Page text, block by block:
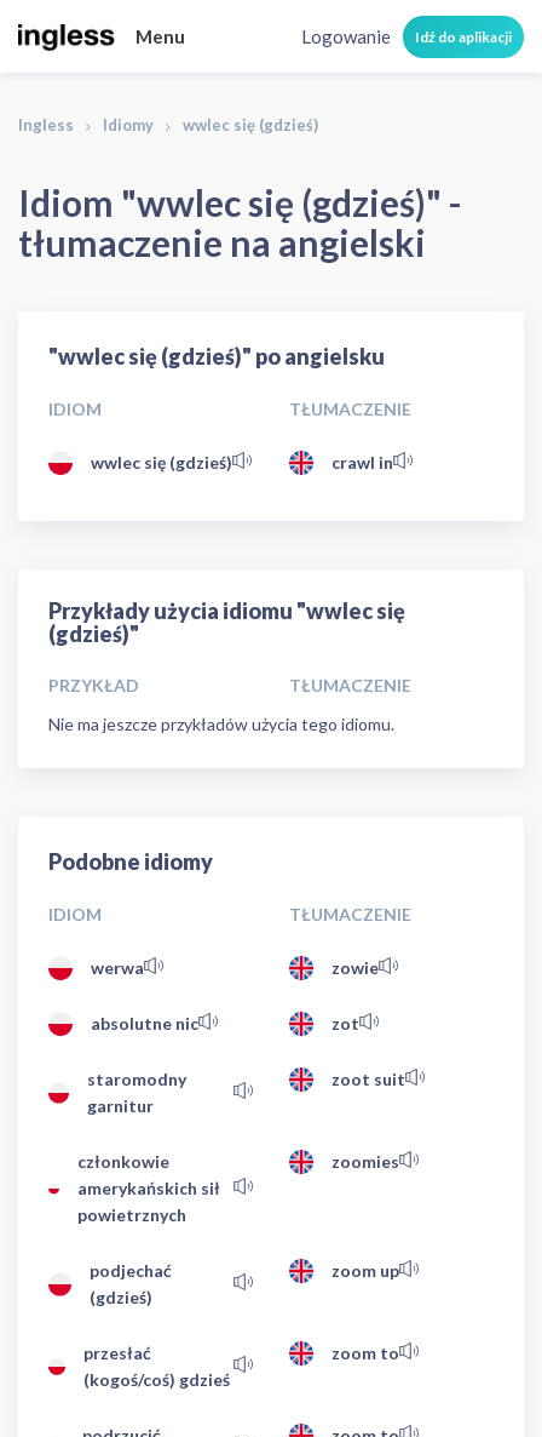
Menu Logowanie Idź do aplikacji
Ingless Idiomy wwlec się (gdzieś)
Idiom "wwlec się (gdzieś)" -
tłumaczenie na angielski
"wwlec się (gdzieś)" po angielsku
IDIOM TŁUMACZENIE
wwlec się (gdzieś) crawl in
Przykłady użycia idiomu "wwlec się
(gdzieś)"
PRZYKŁAD
TŁUMACZENIE
Nie ma jeszcze przykładów użycia tego idiomu.
Podobne idiomy
IDIOM TŁUMACZENIE
werwa zowie
absolutne nic zot
staromodny
garnitur
zoot suit
członkowie
amerykańskich sił
powietrznych
zoomies
podjechać
(gdzieś)
zoom up
przesłać
(kogoś/coś) gdzieś
zoom to